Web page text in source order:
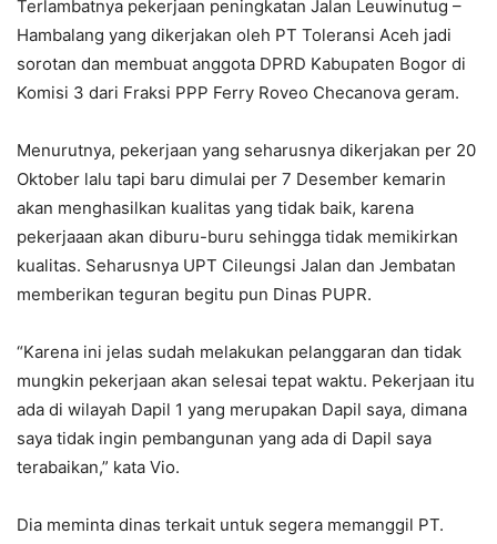
Terlambatnya pekerjaan peningkatan Jalan Leuwinutug –
Hambalang yang dikerjakan oleh PT Toleransi Aceh jadi
sorotan dan membuat anggota DPRD Kabupaten Bogor di
Komisi 3 dari Fraksi PPP Ferry Roveo Checanova geram.
Menurutnya, pekerjaan yang seharusnya dikerjakan per 20
Oktober lalu tapi baru dimulai per 7 Desember kemarin
akan menghasilkan kualitas yang tidak baik, karena
pekerjaaan akan diburu-buru sehingga tidak memikirkan
kualitas. Seharusnya UPT Cileungsi Jalan dan Jembatan
memberikan teguran begitu pun Dinas PUPR.
“Karena ini jelas sudah melakukan pelanggaran dan tidak
mungkin pekerjaan akan selesai tepat waktu. Pekerjaan itu
ada di wilayah Dapil 1 yang merupakan Dapil saya, dimana
saya tidak ingin pembangunan yang ada di Dapil saya
terabaikan,” kata Vio.
Dia meminta dinas terkait untuk segera memanggil PT.